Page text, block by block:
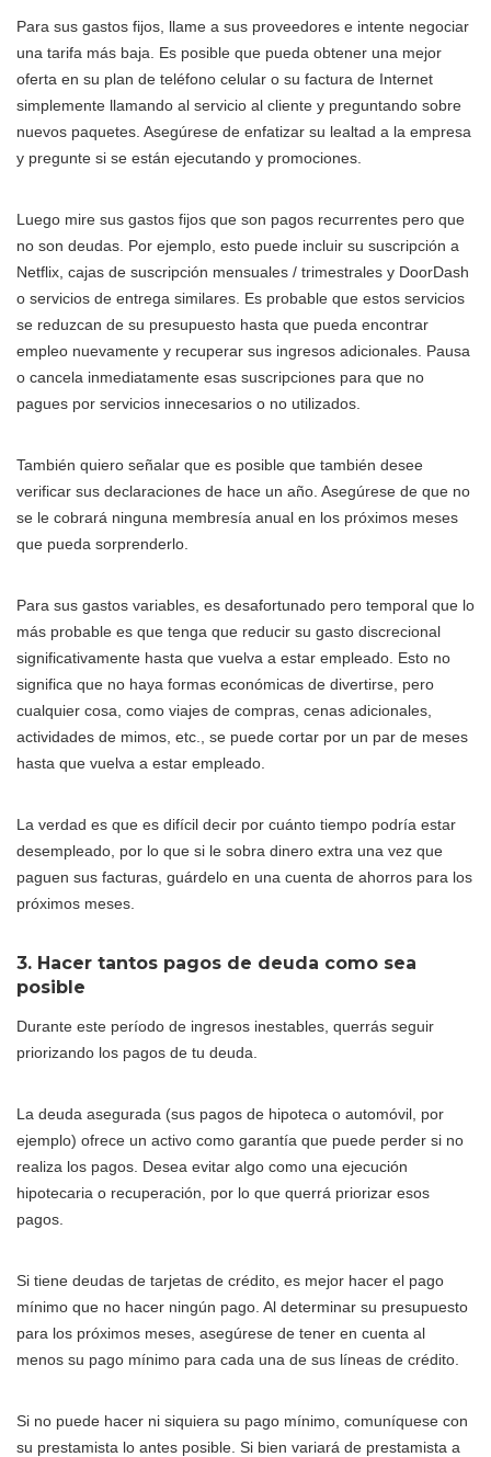
Para sus gastos fijos, llame a sus proveedores e intente negociar
una tarifa más baja. Es posible que pueda obtener una mejor
oferta en su plan de teléfono celular o su factura de Internet
simplemente llamando al servicio al cliente y preguntando sobre
nuevos paquetes. Asegúrese de enfatizar su lealtad a la empresa
y pregunte si se están ejecutando y promociones.
Luego mire sus gastos fijos que son pagos recurrentes pero que
no son deudas. Por ejemplo, esto puede incluir su suscripción a
Netflix, cajas de suscripción mensuales / trimestrales y DoorDash
o servicios de entrega similares. Es probable que estos servicios
se reduzcan de su presupuesto hasta que pueda encontrar
empleo nuevamente y recuperar sus ingresos adicionales. Pausa
o cancela inmediatamente esas suscripciones para que no
pagues por servicios innecesarios o no utilizados.
También quiero señalar que es posible que también desee
verificar sus declaraciones de hace un año. Asegúrese de que no
se le cobrará ninguna membresía anual en los próximos meses
que pueda sorprenderlo.
Para sus gastos variables, es desafortunado pero temporal que lo
más probable es que tenga que reducir su gasto discrecional
significativamente hasta que vuelva a estar empleado. Esto no
significa que no haya formas económicas de divertirse, pero
cualquier cosa, como viajes de compras, cenas adicionales,
actividades de mimos, etc., se puede cortar por un par de meses
hasta que vuelva a estar empleado.
La verdad es que es difícil decir por cuánto tiempo podría estar
desempleado, por lo que si le sobra dinero extra una vez que
paguen sus facturas, guárdelo en una cuenta de ahorros para los
próximos meses.
3. Hacer tantos pagos de deuda como sea
posible
Durante este período de ingresos inestables, querrás seguir
priorizando los pagos de tu deuda.
La deuda asegurada (sus pagos de hipoteca o automóvil, por
ejemplo) ofrece un activo como garantía que puede perder si no
realiza los pagos. Desea evitar algo como una ejecución
hipotecaria o recuperación, por lo que querrá priorizar esos
pagos.
Si tiene deudas de tarjetas de crédito, es mejor hacer el pago
mínimo que no hacer ningún pago. Al determinar su presupuesto
para los próximos meses, asegúrese de tener en cuenta al
menos su pago mínimo para cada una de sus líneas de crédito.
Si no puede hacer ni siquiera su pago mínimo, comuníquese con
su prestamista lo antes posible. Si bien variará de prestamista a